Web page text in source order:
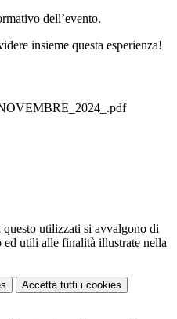
dell’evento.
insieme questa esperienza!
utilizzati si avvalgono di
ed utili alle finalità illustrate nella
Accetta tutti i cookies